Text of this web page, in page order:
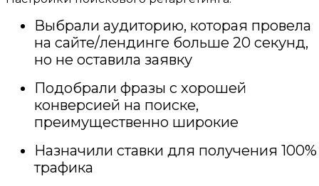
Выбрали аудиторию, которая провела
на сайте/лендинге больше 20 секунд,
но не оставила заявку
Подобрали фразы с хорошей
конверсией на поиске,
преимущественно широкие
Назначили ставки для получения 100%
трафика